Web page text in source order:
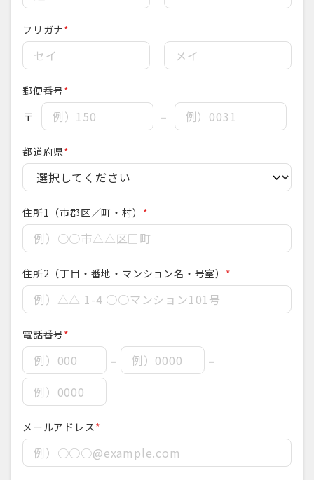
フリガナ*
郵便番号*
〒 –
都道府県*
住所1（市郡区／町・村） *
住所2（丁目・番地・マンション名・号室） *
電話番号*
– –
メールアドレス*